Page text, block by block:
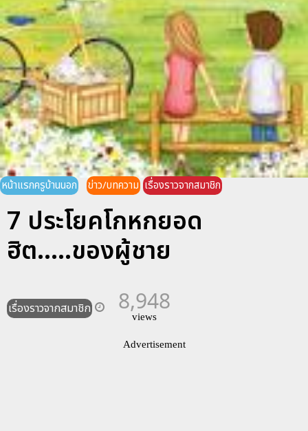
หน้าแรกครูบ้านนอก ข่าว/บทความ เรื่องราวจากสมาชิก
7 ประโยคโกหกยอด
ฮิต.....ของผู้ชาย
เรื่องราวจากสมาชิก 8,948
views
Advertisement